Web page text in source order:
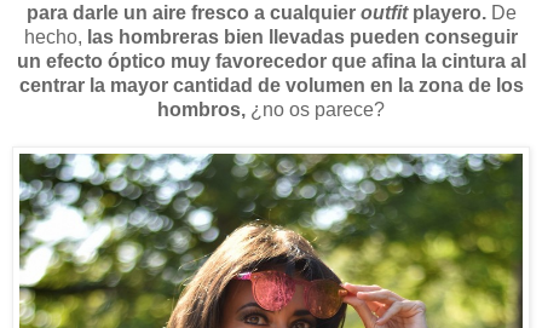
para darle un aire fresco a cualquier outfitplayero. De
hecho, las hombreras bien llevadas pueden conseguir
un efecto óptico muy favorecedor que afina la cintura al
centrar la mayor cantidad de volumen en la zona de los
hombros, ¿no os parece?